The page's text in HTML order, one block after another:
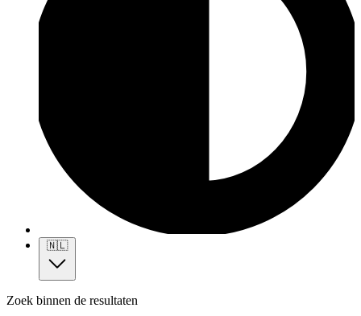
🇳🇱
Zoek binnen de resultaten